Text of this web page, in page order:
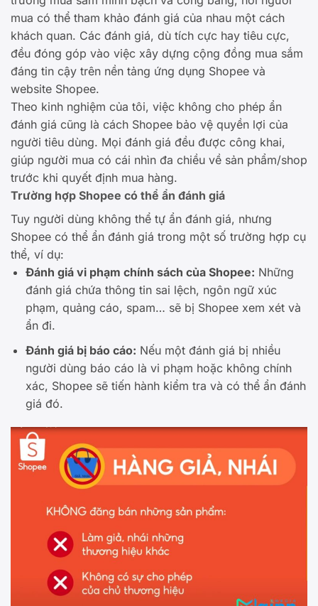
mua có thể tham khảo đánh giá của nhau một cách
khách quan. Các đánh giá, dù tích cực hay tiêu cực,
đều đóng góp vào việc xây dựng cộng đồng mua sắm
đáng tin cậy trên nền tảng ứng dụng Shopee và
website Shopee.
Theo kinh nghiệm của tôi, việc không cho phép ẩn
đánh giá cũng là cách Shopee bảo vệ quyền lợi của
người tiêu dùng. Mọi đánh giá đều được công khai,
giúp người mua có cái nhìn đa chiều về sản phẩm/shop
trước khi quyết định mua hàng.
Trường hợp Shopee có thể ẩn đánh giá
Tuy người dùng không thể tự ẩn đánh giá, nhưng
Shopee có thể ẩn đánh giá trong một số trường hợp cụ
thể, ví dụ:
Đánh giá vi phạm chính sách của Shopee: Những
đánh giá chứa thông tin sai lệch, ngôn ngữ xúc
phạm, quảng cáo, spam… sẽ bị Shopee xem xét và
ẩn đi.
Đánh giá bị báo cáo: Nếu một đánh giá bị nhiều
người dùng báo cáo là vi phạm hoặc không chính
xác, Shopee sẽ tiến hành kiểm tra và có thể ẩn đánh
giá đó.